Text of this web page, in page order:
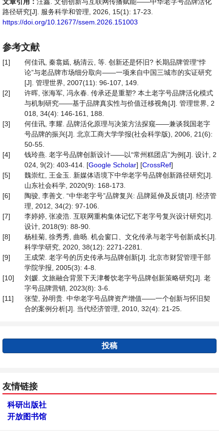
路径研究[J]. 服务科学和管理, 2026, 15(1): 17-23.
https://doi.org/10.12677/ssem.2026.151003
参考文献
[1]
何佳讯, 秦翕嫣, 杨清云, 等. 创新还是怀旧? 长期品牌管理“悖
论”与老品牌市场细分取向——一项来自中国三城市的实证研究
[J]. 管理世界, 2007(11): 96-107, 149.
[2]
许晖, 张海军, 冯永春. 传承还是重塑? 本土老字号品牌活化模式
与机制研究——基于品牌真实性与价值迁移视角[J]. 管理世界, 2
018, 34(4): 146-161, 188.
[3]
何佳讯, 李耀. 品牌活化原理与决策方法探窥——兼谈我国老字
号品牌的振兴[J]. 北京工商大学学报(社会科学版), 2006, 21(6):
50-55.
[4]
钱玲燕. 老字号品牌创新设计——以“常州糕团店”为例[J]. 设计, 2
024, 9(2): 403-414. [Google Scholar] [CrossRef]
[5]
魏崇红, 王金玉. 新媒体语境下中华老字号品牌创新路径研究[J].
山东社会科学, 2020(9): 168-173.
[6]
陶骏, 李善文. “中华老字号”品牌复兴: 品牌延伸及反馈[J]. 经济管
理, 2012, 34(2): 97-106.
[7]
李婷婷, 张凌浩. 互联网重构集体记忆下老字号复兴设计研究[J].
设计, 2018(9): 88-90.
[8]
杨桂菊, 徐秀秀, 曲旸. 机会窗口、文化传承与老字号创新成长[J].
科学学研究, 2020, 38(12): 2271-2281.
[9]
王成荣. 老字号的历史传承与品牌创新[J]. 北京市财贸管理干部
学院学报, 2005(3): 4-8.
[10]
刘媛. 文旅融合背景下天津餐饮老字号品牌创新策略研究[J]. 老
字号品牌营销, 2023(8): 3-6.
[11]
张莹, 孙明贵. 中华老字号品牌资产增值——一个创新与怀旧契
合的案例分析[J]. 当代经济管理, 2010, 32(4): 21-25.
投稿
友情链接
科研出版社
开放图书馆